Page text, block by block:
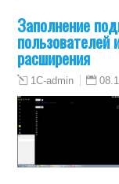
Заполнение
пользователей
расширения
1C-admin